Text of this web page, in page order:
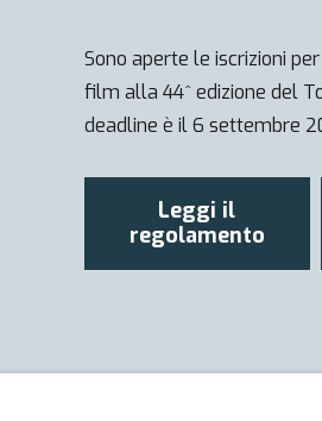
Sono aperte le iscrizioni
film alla 44^ edizione del
deadline è il 6 settembre
Leggi il
regolamento